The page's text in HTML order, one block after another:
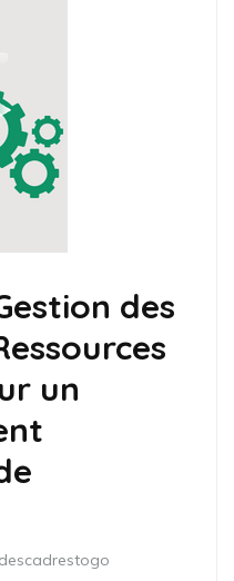
des
un